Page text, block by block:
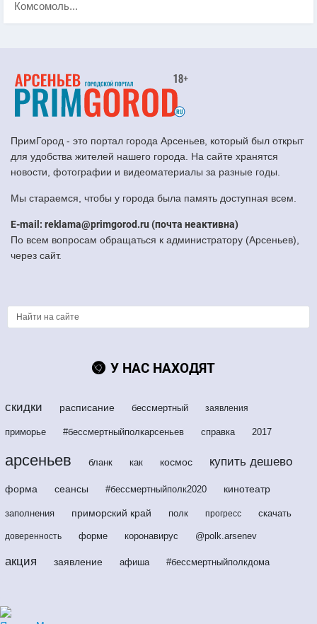
Комсомоль...
ПримГород - это портал города Арсеньев, который был открыт
для удобства жителей нашего города. На сайте хранятся
новости, фотографии и видеоматериалы за разные годы.
Мы стараемся, чтобы у города была память доступная всем.
E-mail: reklama@primgorod.ru (почта неактивна)
По всем вопросам обращаться к администратору (Арсеньев),
через сайт.
У НАС НАХОДЯТ
скидки расписание бессмертный заявления
приморье #бессмертныйполкарсеньев справка 2017
арсеньев бланк как космос купить дешево
форма сеансы #бессмертныйполк2020 кинотеатр
заполнения приморский край полк прогресс скачать
доверенность форме коронавирус @polk.arsenev
акция заявление афиша #бессмертныйполкдома